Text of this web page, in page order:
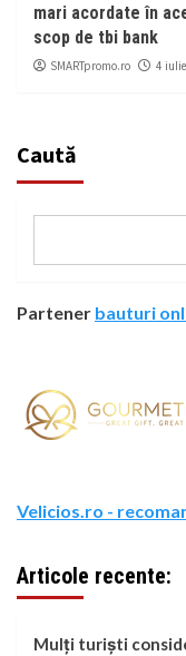
mari acordate în
scop de tbi bank
SMARTpromo.ro 4
Caută
Partener bauturi
Velicios.ro -
Articole recente:
Mulți turiști